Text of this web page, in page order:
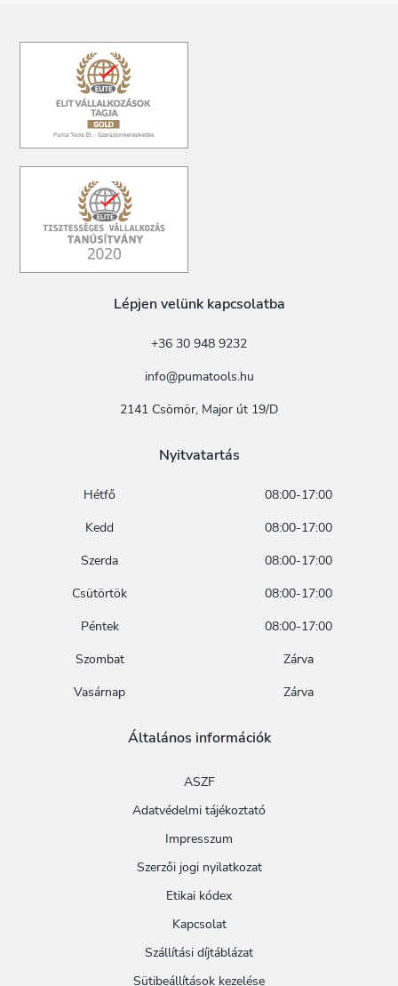
Lépjen velünk kapcsolatba
+36 30 948 9232
info@pumatools.hu
2141 Csömör, Major út 19/D
Nyitvatartás
Hétfő
08:00-17:00
Kedd
08:00-17:00
Szerda
08:00-17:00
Csütörtök
08:00-17:00
Péntek
08:00-17:00
Szombat
Zárva
Vasárnap
Zárva
Általános információk
ASZF
Adatvédelmi tájékoztató
Impresszum
Szerzői jogi nyilatkozat
Etikai kódex
Kapcsolat
Szállítási díjtáblázat
Sütibeállítások kezelése